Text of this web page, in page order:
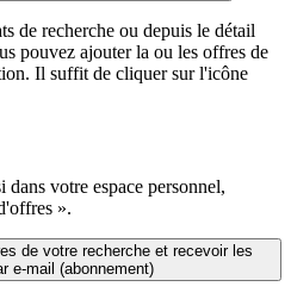
de recherche ou depuis le détail
pouvez ajouter la ou les offres de
Il suffit de cliquer sur l'icône
dans votre espace personnel,
».
de votre recherche et recevoir les
e-mail (abonnement)